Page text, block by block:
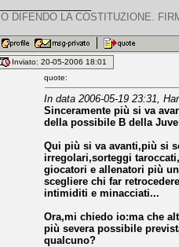
IO DIFENDO LA COSTITUZIONE.
Inviato: 20-05-2006 18:01
quote:
In data 2006-05-19 23:31,
Sinceramente più si va
della possibile B della
Qui più si va avanti,più si
irregolari,sorteggi
giocatori e allenatori più
scegliere chi far
intimiditi e minacciati...
Ora,mi chiedo io:ma che
più severa possibile
qualcuno?